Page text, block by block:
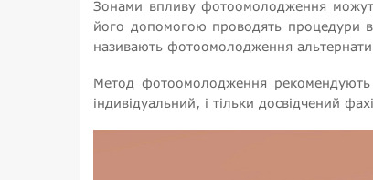
Зонами впливу фотоомолодження
його допомогою проводять процедури
називають фотоомолодження
Метод фотоомолодження
індивідуальний, і тільки досвідчений